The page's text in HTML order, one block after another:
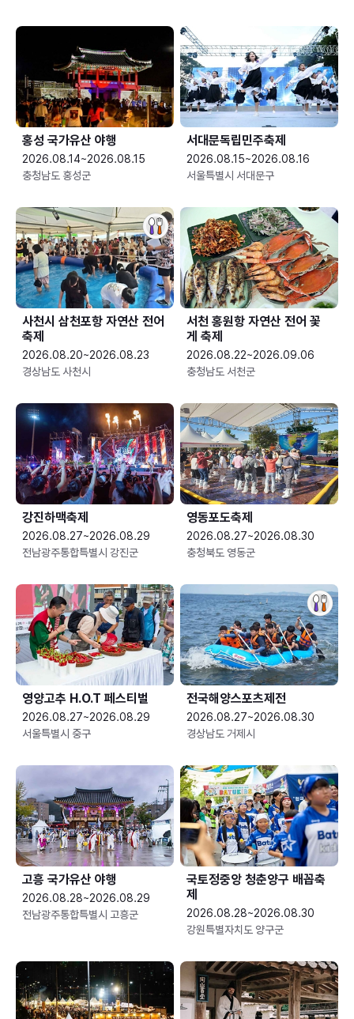
홍성 국가유산 야행
2026.08.14~2026.08.15
충청남도 홍성군
서대문독립민주축제
2026.08.15~2026.08.16
서울특별시 서대문구
사천시 삼천포항 자연산 전어
축제
2026.08.20~2026.08.23
경상남도 사천시
서천 홍원항 자연산 전어 꽃
게 축제
2026.08.22~2026.09.06
충청남도 서천군
강진하맥축제
2026.08.27~2026.08.29
전남광주통합특별시 강진군
영동포도축제
2026.08.27~2026.08.30
충청북도 영동군
영양고추 H.O.T 페스티벌
2026.08.27~2026.08.29
서울특별시 중구
전국해양스포츠제전
2026.08.27~2026.08.30
경상남도 거제시
고흥 국가유산 야행
2026.08.28~2026.08.29
전남광주통합특별시 고흥군
국토정중앙 청춘양구 배꼽축
제
2026.08.28~2026.08.30
강원특별자치도 양구군